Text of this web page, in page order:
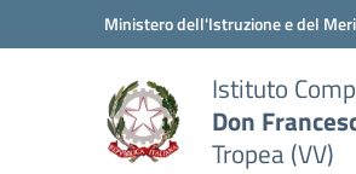
Vai ai contenuti
Vai al menu di navigazioneMinistero dell'Istruzione e del
Istituto
Don
Tropea (VV)